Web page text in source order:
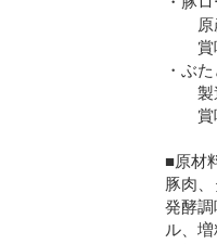
原
賞味
・ぶ
製造
賞味
■原材
豚肉
発酵
ル、